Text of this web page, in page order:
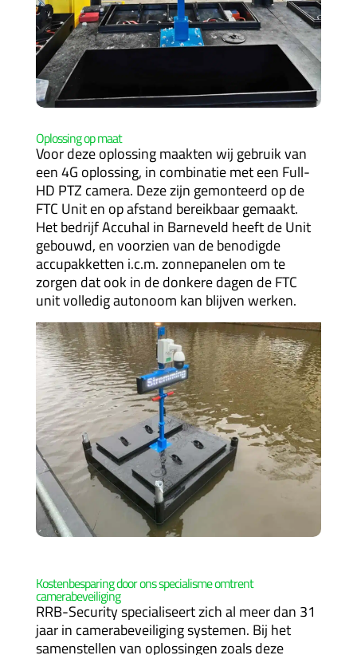
Oplossing op maat
Voor deze oplossing maakten wij gebruik van
een 4G oplossing, in combinatie met een Full-
HD PTZ camera. Deze zijn gemonteerd op de
FTC Unit en op afstand bereikbaar gemaakt.
Het bedrijf Accuhal in Barneveld heeft de Unit
gebouwd, en voorzien van de benodigde
accupakketten i.c.m. zonnepanelen om te
zorgen dat ook in de donkere dagen de FTC
unit volledig autonoom kan blijven werken.
Kostenbesparing door ons specialisme omtrent
camerabeveiliging
RRB-Security specialiseert zich al meer dan 31
jaar in camerabeveiliging systemen. Bij het
samenstellen van oplossingen zoals deze